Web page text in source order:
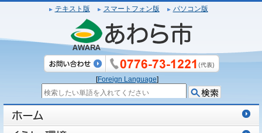
テキスト版 スマートフォン版 パソコン版
[Foreign Language]